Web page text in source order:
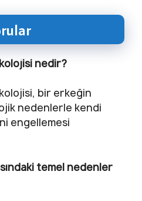
nedir?
bir erkeğin
nedenlerle kendi
engellemesi
temel nedenler